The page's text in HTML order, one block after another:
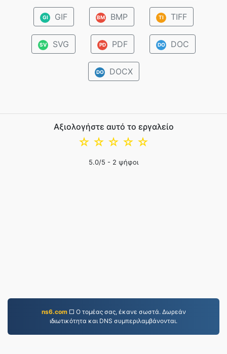
GI GIF BM BMP TI TIFF
SV SVG PD PDF DO DOC
DO DOCX
Αξιολογήστε αυτό το εργαλείο
☆
☆
☆
☆
☆
5.0/5 - 2 ψήφοι
ns6.com□ Ο τομέας σας, έκανε σωστά. Δωρεάν
ιδιωτικότητα και DNS συμπεριλαμβάνονται.